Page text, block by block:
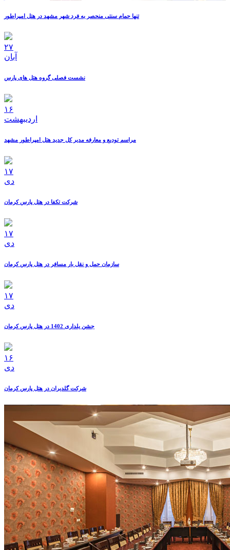
تنها حمام سنتی منحصر به فرد شهر مشهد در هتل امپراطور
۲۷
آبان
نشست فصلی گروه هتل های پارس
۱۶
ارديبهشت
مراسم تودیع و معارفه مدیر کل جدید هتل امپراطور مشهد
۱۷
دی
شرکت تکفا در هتل پارس کرمان
۱۷
دی
سازمان حمل و نقل بار مسافر در هتل پارس کرمان
۱۷
دی
جشن یلداری 1402 در هتل پارس کرمان
۱۶
دی
شرکت گلدیران در هتل پارس کرمان